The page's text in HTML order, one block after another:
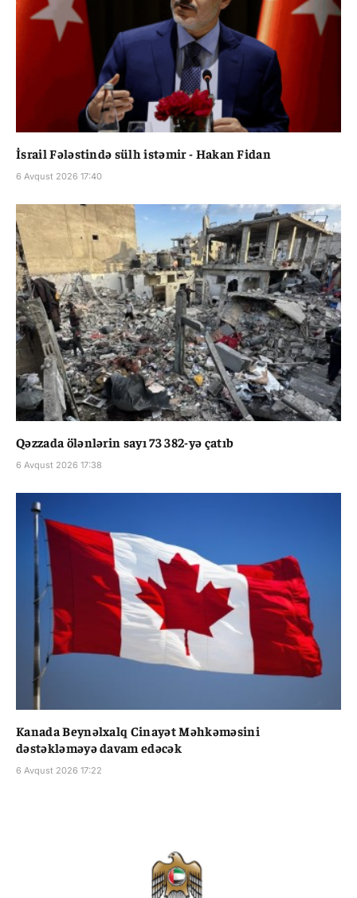
İsrail Fələstində sülh istəmir - Hakan Fidan
6 Avqust 2026 17:40
Qəzzada ölənlərin sayı 73 382-yə çatıb
6 Avqust 2026 17:38
Kanada Beynəlxalq Cinayət Məhkəməsini
dəstəkləməyə davam edəcək
6 Avqust 2026 17:22